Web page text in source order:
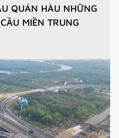
QUÁN HÀU NHỮNG
MIỀN TRUNG